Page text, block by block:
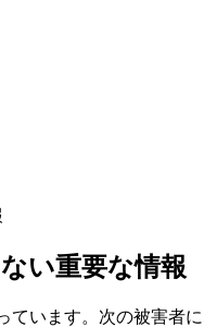
い重要な情報
います。次の被害者